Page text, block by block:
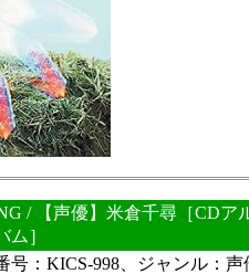
/ 【声優】米倉千尋［CDア
ム］
号：KICS-998、ジャンル：